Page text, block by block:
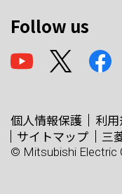
Follow us
個人情報保護 利
サイトマップ
三
© Mitsubishi Electric